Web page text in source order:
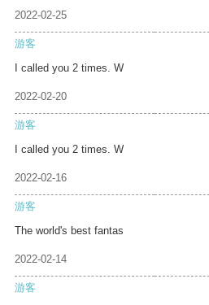
2022-02-25
游客
I called you 2 times. W
2022-02-20
游客
I called you 2 times. W
2022-02-16
游客
The world's best fantas
2022-02-14
游客